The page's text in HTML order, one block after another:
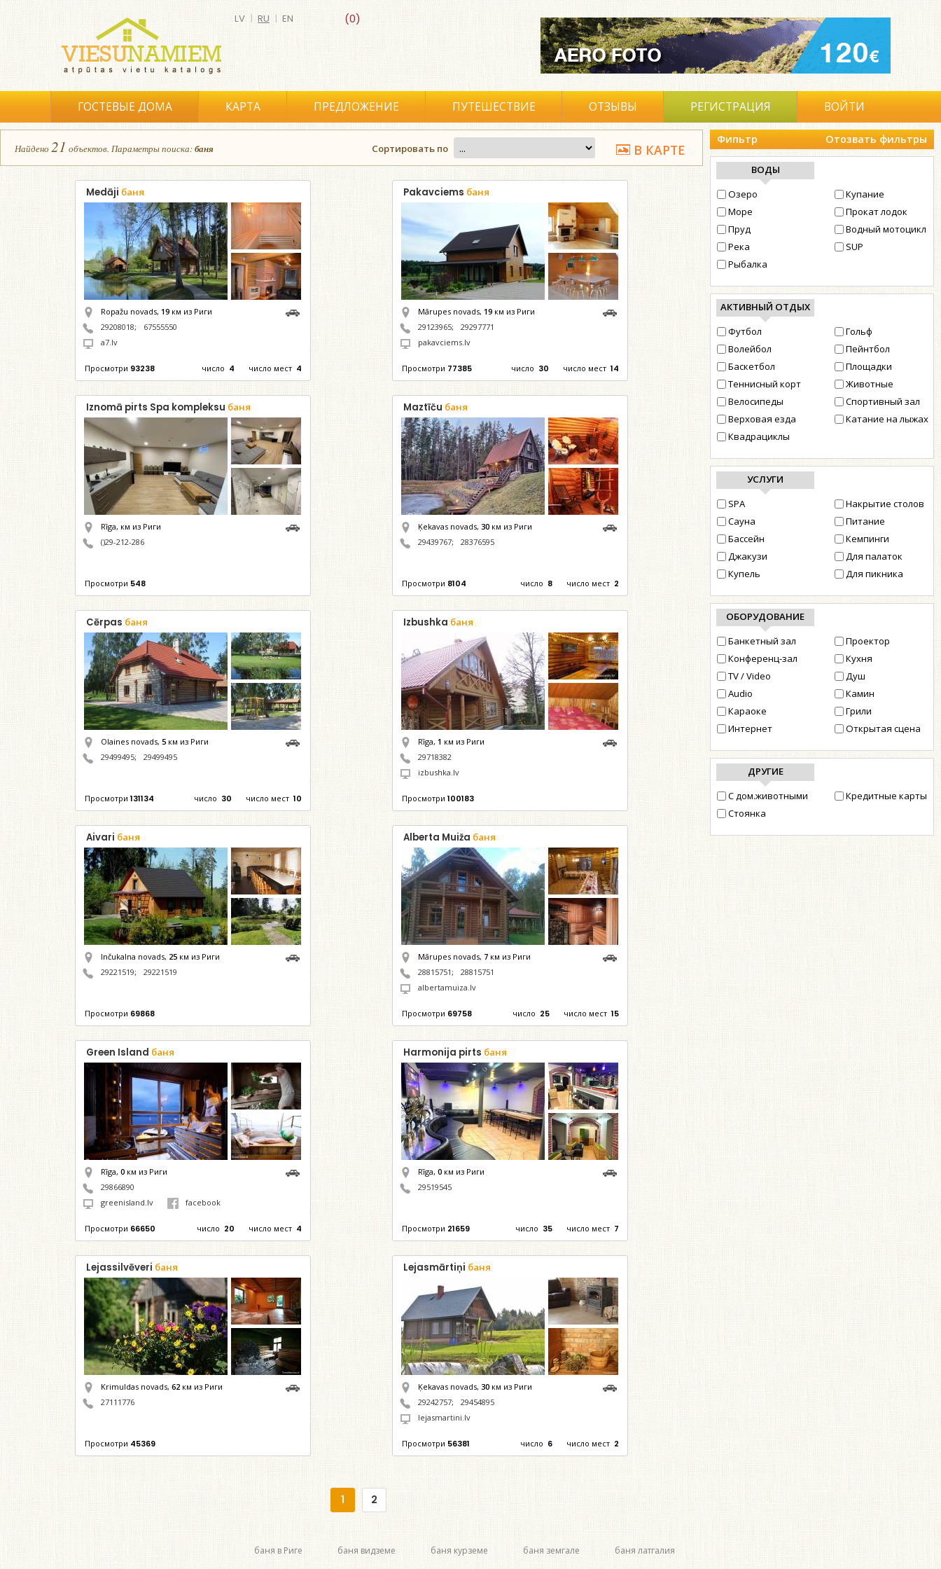
(0)
LV | RU | EN
ГОСТЕВЫЕ ДОМА КАРТА ПРЕДЛОЖЕНИЕ ПУТЕШЕСТВИЕ ОТЗЫВЫ РЕГИСТРАЦИЯ ВОЙТИ
Фипьтр Отозвать фильтры
ВОДЫ
Озеро
Море
Пруд
Река
Рыбалка
Купание
Прокат лодок
Водный мотоцикл
SUP
АКТИВНЫЙ ОТДЫХ
Футбол
Волейбол
Баскетбол
Теннисный корт
Велосипеды
Верховая езда
Квадрациклы
Гольф
Пейнтбол
Площадки
Животные
Cпортивный зал
Катание на лыжах
УСЛУГИ
SPA
Сауна
Бассейн
Джакузи
Купель
Накрытие столов
Питание
Кемпинги
Для палаток
Для пикника
ОБОРУДОВАНИЕ
Банкетный зал
Конференц-зал
TV / Video
Audio
Караоке
Интернет
Проектор
Кухня
Душ
Камин
Грили
Открытая сцена
ДРУГИЕ
С дом.животными
Стоянка
Кредитные карты
Найдено 21 объектов. Параметры поиска:баня В КАРТЕ
Сортировать по
Medāji баня
Ropažu novads, 19км из Риги
29208018;
67555550
a7.lv
Просмотри 93238 число мест 4
число 4
Pakavciems баня
Mārupes novads,19 км из Риги
29123965;
29297771
pakavciems.lv
Просмотри 77385 число мест 14
число 30
Iznomā pirts Spa kompleksu баня
Rīga, км из Риги
()29-212-286
Просмотри 548
Maztīču баня
Ķekavas novads,30 км из Риги
29439767; 28376595
Просмотри 8104 число мест 2
число 8
Cērpas баня
Olaines novads, 5км из Риги
29499495; 29499495
Просмотри 131134 число мест 10
число 30
Izbushka баня
Rīga,1 км из Риги
29718382
izbushka.lv
Просмотри100183
Aivari баня
Inčukalna novads, 25км из Риги
29221519; 29221519
Просмотри 69868
Alberta Muiža баня
Mārupes novads, 7 км из Риги
28815751 ;
28815751
albertamuiza.lv
Просмотри 69758 число мест 15
число 25
Green Island баня
Rīga, 0км из Риги
29866890
greenisland.lv
facebook
Просмотри 66650 число мест 4
число 20
Harmonija pirts баня
Rīga,0 км из Риги
29519545
Просмотри 21659 число мест 7
число 35
Lejassilvēveri баня
Krimuldas novads, 62км из Риги
27111776
Просмотри 45369
Lejasmārtiņi баня
Ķekavas novads,30 км из Риги
29242757;
29454895
lejasmartini.lv
Просмотри 56381 число мест 2
число 6
1 2
баня в Риге баня видземе баня курземе баня земгале баня латгалия